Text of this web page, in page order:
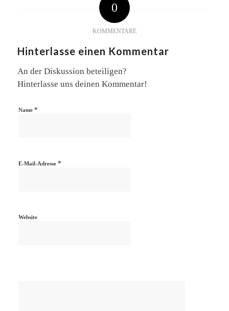
0
KOMMENTARE
Hinterlasse einen Kommentar
An der Diskussion beteiligen?
Hinterlasse uns deinen Kommentar!
Name *
E-Mail-Adresse *
Website